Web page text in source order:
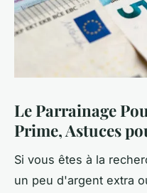
Le Parrainage
Prime, Astuces
Si vous êtes à la
un peu d'argent extra